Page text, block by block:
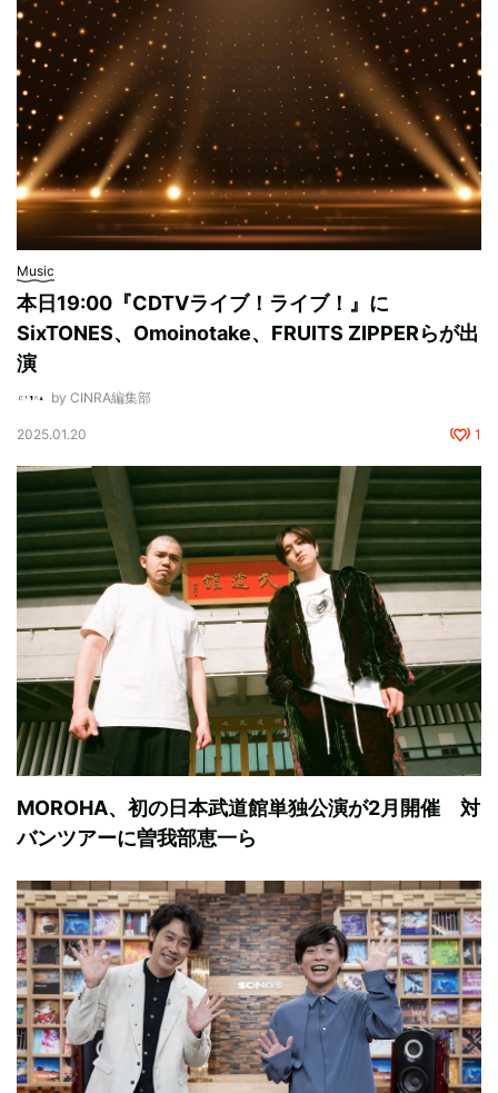
Music
本日19:00『CDTVライブ！ライブ！』に
SixTONES、Omoinotake、FRUITS ZIPPERらが出
演
by CINRA編集部
2025.01.20 1
MOROHA、初の日本武道館単独公演が2月開催 対
バンツアーに曽我部恵一ら